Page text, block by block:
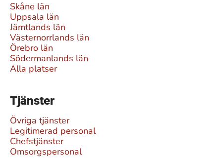
Skåne län
Uppsala län
Jämtlands län
Västernorrlands län
Örebro län
Södermanlands län
Alla platser
Tjänster
Övriga tjänster
Legitimerad personal
Chefstjänster
Omsorgspersonal